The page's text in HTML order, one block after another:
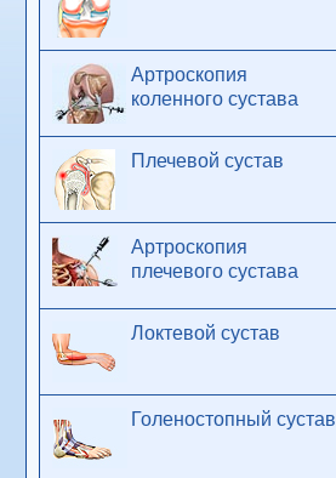
Артроскопия
коленного сустава
Плечевой сустав
Артроскопия
плечевого сустава
Локтевой сустав
Голеностопный сустав